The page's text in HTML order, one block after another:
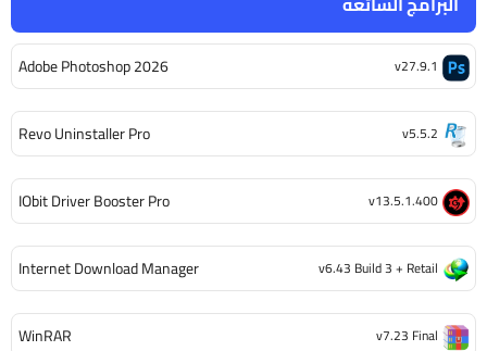
Adobe Photoshop 2026 v27.9.1
Revo Uninstaller Pro v5.5.2
IObit Driver Booster Pro v13.5.1.400
Internet Download Manager v6.43 Build 3 + Retail
WinRAR v7.23 Final